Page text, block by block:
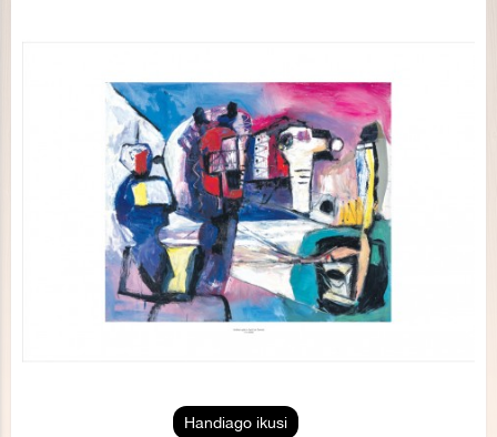
Handiago ikusi